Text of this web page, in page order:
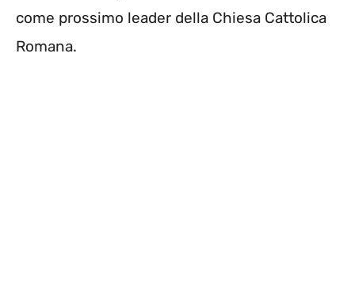
come prossimo leader della Chiesa Cattolica
Romana.